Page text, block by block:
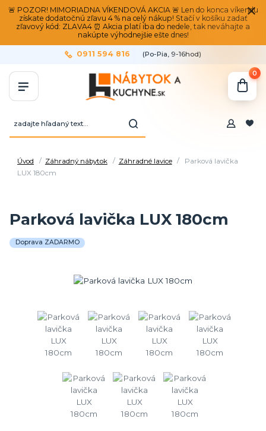
🚨 POZOR! MIMORIADNA VÍKENDOVÁ AKCIA 🚨 Len do konca víkendu
získate dodatočnú zľavu 4 % na celý nákup! Stačí v košíku zadať
zľavový kód: ZLAVA4 ⏰ Akcia platí iba do nedele, tak neváhajte a
nakúpte výhodnejšie ešte dnes!
0911 594 816 (Po-Pia, 9-16hod)
0
Úvod Záhradný nábytok Záhradné lavice
Parková lavička
LUX 180cm
Parková lavička LUX 180cm
Doprava ZADARMO